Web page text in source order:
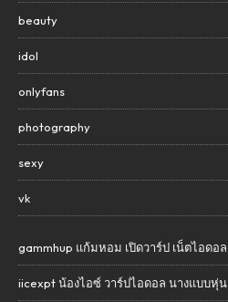
beauty
idol
onlyfans
photography
sexy
vk
gammhup แก้มหอม เปิดวาร์ป เน็ตไอดอ
iicexpt น้องไอซ์ วาร์ปไอดอล นางแบบหุ่